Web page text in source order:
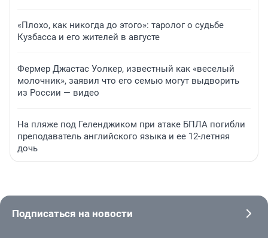
«Плохо, как никогда до этого»: таролог о судьбе
Кузбасса и его жителей в августе
Фермер Джастас Уолкер, известный как «веселый
молочник», заявил что его семью могут выдворить
из России — видео
На пляже под Геленджиком при атаке БПЛА погибли
преподаватель английского языка и ее 12-летняя
дочь
Подписаться на новости